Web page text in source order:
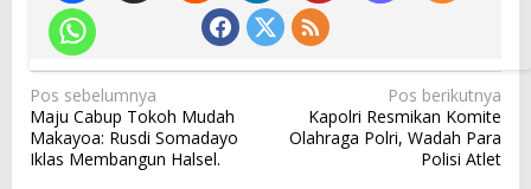
N
a
v
Pos sebelumnya
Maju Cabup Tokoh Mudah
Makayoa: Rusdi Somadayo
Iklas Membangun Halsel.
Pos berikutnya
Kapolri Resmikan Komite
Olahraga Polri, Wadah Para
Polisi Atlet